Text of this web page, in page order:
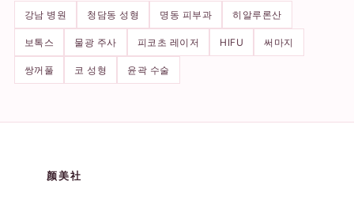
강남 병원 청담동 성형 명동 피부과 히알루론산
보톡스 물광 주사 피코초 레이저 HIFU 써마지
쌍꺼풀 코 성형 윤곽 수술
颜美社